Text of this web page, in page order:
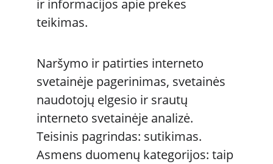
ir informacijos apie prekes
teikimas.
Naršymo ir patirties interneto
svetainėje pagerinimas, svetainės
naudotojų elgesio ir srautų
interneto svetainėje analizė.
Teisinis pagrindas: sutikimas.
Asmens duomenų kategorijos: taip